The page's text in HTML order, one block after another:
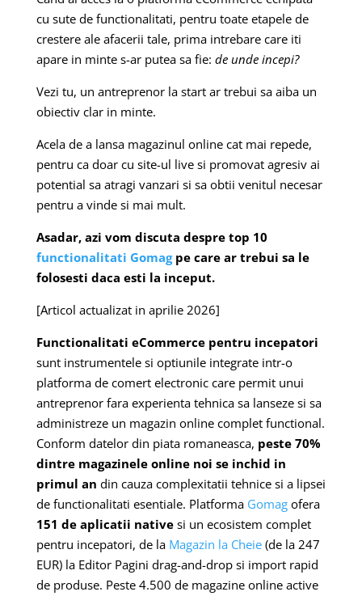
cu sute de functionalitati, pentru toate etapele de
crestere ale afacerii tale, prima intrebare care iti
apare in minte s-ar putea sa fie: de unde incepi?
Vezi tu, un antreprenor la start ar trebui sa aiba un
obiectiv clar in minte.
Acela de a lansa magazinul online cat mai repede,
pentru ca doar cu site-ul live si promovat agresiv ai
potential sa atragi vanzari si sa obtii venitul necesar
pentru a vinde si mai mult.
Asadar, azi vom discuta despre top 10
functionalitati Gomagpe care ar trebui sa le
folosesti daca esti la inceput.
[Articol actualizat in aprilie 2026]
Functionalitati eCommerce pentru incepatori
sunt instrumentele si optiunile integrate intr-o
platforma de comert electronic care permit unui
antreprenor fara experienta tehnica sa lanseze si sa
administreze un magazin online complet functional.
Conform datelor din piata romaneasca, peste 70%
dintre magazinele online noi se inchid in
primul an din cauza complexitatii tehnice si a lipsei
de functionalitati esentiale. Platforma Gomagofera
151 de aplicatii nativesi un ecosistem complet
pentru incepatori, de la Magazin la Cheie(de la 247
EUR) la Editor Pagini drag-and-drop si import rapid
de produse. Peste 4.500 de magazine online active